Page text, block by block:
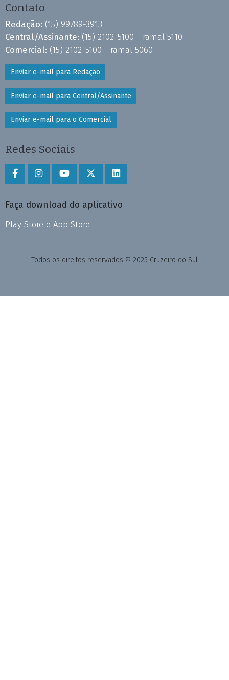
Contato
Redação: (15) 99789-3913
Central/Assinante: (15) 2102-5100 - ramal 5110
Comercial: (15) 2102-5100 - ramal 5060
Enviar e-mail para Redação
Enviar e-mail para Central/Assinante
Enviar e-mail para o Comercial
Redes Sociais
Faça download do aplicativo
Play Store e App Store
Todos os direitos reservados © 2025 Cruzeiro do Sul